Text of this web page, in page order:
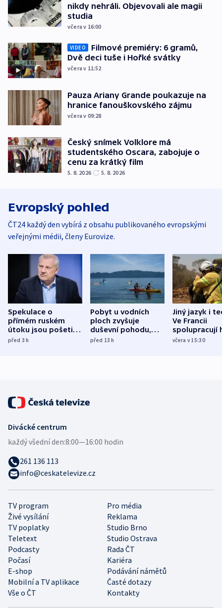
nikdy nehráli. Objevovali ale magii
studia
včera v 16:00
VIDEO
Filmové premiéry: 6 gramů,
Dvě deci tuše i Hořké svátky
včera v 11:52
Pauza Ariany Grande poukazuje na
hranice fanouškovského zájmu
včera v 09:28
Český snímek Volklore má
studentského Oscara, zabojuje o
cenu za krátký film
5. 8. 2026 5. 8. 2026
Evropský pohled
ČT24 každý den vybírá z obsahu publikovaného evropskými
veřejnými médii, členy Eurovize.
Spekulace o
přímém ruském
útoku jsou pošetilé,
míní estonský
před 3h
Pobyt u vodních
ploch zvyšuje
duševní pohodu,
ukázala
před 13h
Jiný jazyk i
Ve Francii
spolupracují
různých zemí
včera v 15:30
TV program
Pro média
Živé vysílání
Reklama
TV poplatky
Studio Brno
Teletext
Studio Ostrava
Podcasty
Rada ČT
Počasí
Kariéra
E-shop
Podávání námětů
Mobilní a TV aplikace
Časté dotazy
Vše o ČT
Kontakty
Divácké centrum
každý všední den:8:00—16:00 hodin
261 136 113
info@ceskatelevize.cz